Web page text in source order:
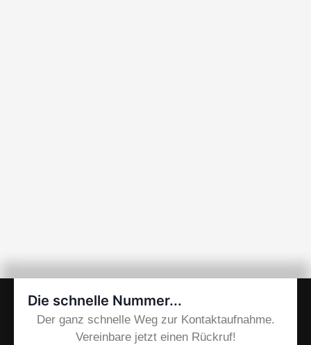
Die schnelle Nummer...
Der ganz schnelle Weg zur Kontaktaufnahme.
Vereinbare jetzt einen Rückruf!